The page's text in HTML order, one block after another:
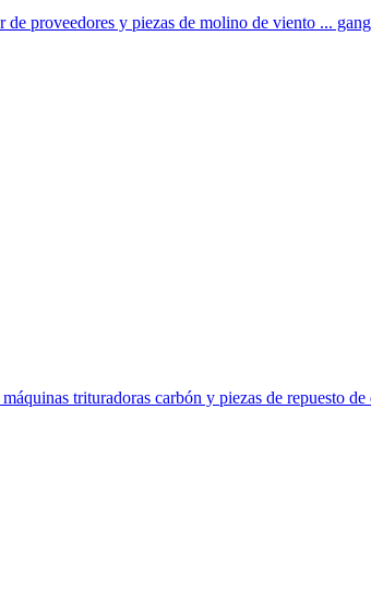
proveedores y piezas de molino de viento ...
trituradoras carbón y piezas de repuesto de